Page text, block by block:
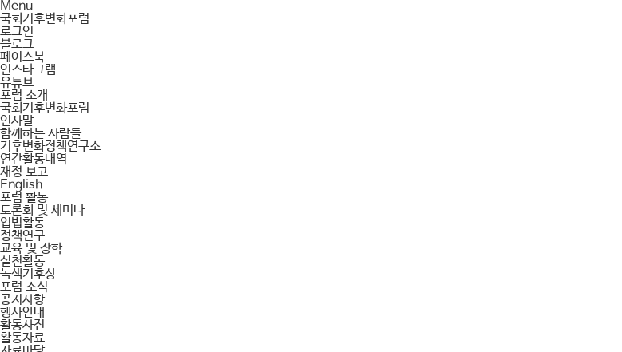
Menu
국회기후변화포럼
로그인
블로그
페이스북
인스타그램
유튜브
포럼 소개
국회기후변화포럼
인사말
함께하는 사람들
기후변화정책연구소
연간활동내역
재정 보고
English
포럼 활동
토론회 및 세미나
입법활동
정책연구
교육 및 장학
실천활동
녹색기후상
포럼 소식
공지사항
행사안내
활동사진
활동자료